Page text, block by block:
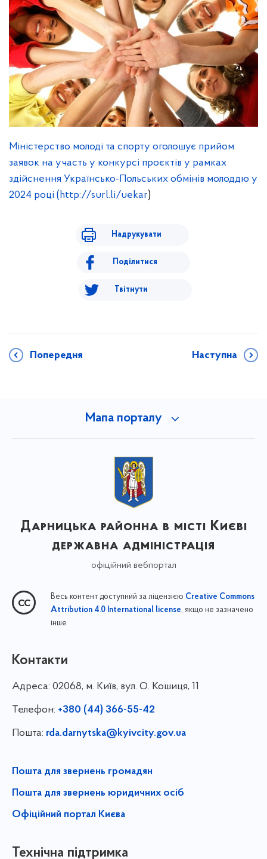
Міністерство молоді та спорту оголошує прийом
заявок на участь у конкурсі проєктів у рамках
здійснення Українсько-Польських обмінів молоддю у
2024 році (http://surl.li/uekar)
Надрукувати
Поділитися
Твітнути
Попередня Наступна
Мапа порталу
Дарницька районна в місті Києві
державна адміністрація
офіційний вебпортал
Весь контент доступний за ліцензією Creative Commons
Attribution 4.0 International license, якщо не зазначено
інше
Контакти
Адреса: 02068, м. Київ, вул. О. Кошиця, 11
Телефон: +380 (44) 366-55-42
Пошта: rda.darnytska@kyivcity.gov.ua
Пошта для звернень громадян
Пошта для звернень юридичних осіб
Офіційний портал Києва
Технічна підтримка